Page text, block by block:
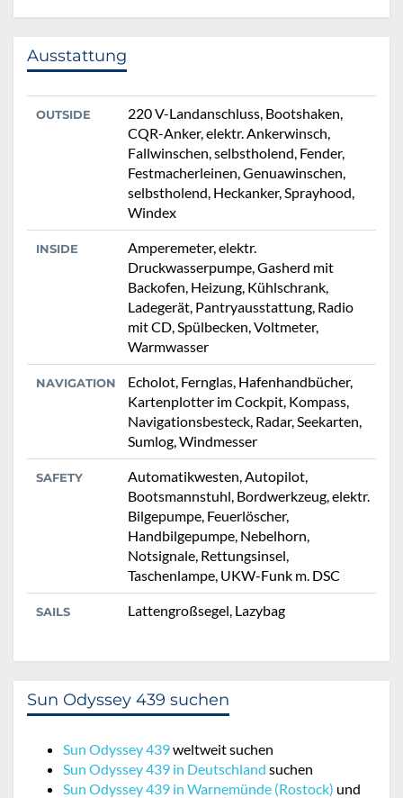
Ausstattung
OUTSIDE
220 V-Landanschluss, Bootshaken,
CQR-Anker, elektr. Ankerwinsch,
Fallwinschen, selbstholend, Fender,
Festmacherleinen, Genuawinschen,
selbstholend, Heckanker, Sprayhood,
Windex
INSIDE
Amperemeter, elektr.
Druckwasserpumpe, Gasherd mit
Backofen, Heizung, Kühlschrank,
Ladegerät, Pantryausstattung, Radio
mit CD, Spülbecken, Voltmeter,
Warmwasser
NAVIGATION
Echolot, Fernglas, Hafenhandbücher,
Kartenplotter im Cockpit, Kompass,
Navigationsbesteck, Radar, Seekarten,
Sumlog, Windmesser
SAFETY
Automatikwesten, Autopilot,
Bootsmannstuhl, Bordwerkzeug, elektr.
Bilgepumpe, Feuerlöscher,
Handbilgepumpe, Nebelhorn,
Notsignale, Rettungsinsel,
Taschenlampe, UKW-Funk m. DSC
SAILS Lattengroßsegel, Lazybag
Sun Odyssey 439 suchen
Sun Odyssey 439weltweit suchen
Sun Odyssey 439 in Deutschland suchen
Sun Odyssey 439 in Warnemünde (Rostock) und